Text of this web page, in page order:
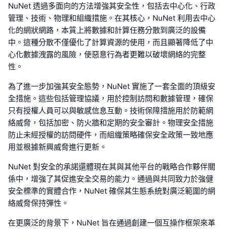
NuNet 透過多面向的方法增強其安全性，包括去中心化、行政
管理、技術、物理和組織措施。在其核心，NuNet 利用去中心
化的網狀網路，本質上將數據和計算任務分散到廣泛的設備
中。這種分散不僅優化了計算資源的使用，而且顯著降低了中
心化數據洩露的風險，使惡意行為者更難以破壞網絡的完整
性。
為了進一步加強其安全態勢，NuNet 實施了一套全面的頂級安
全措施。這些包括管理協議，用於控制訪問和數據管理，確保
只有授權人員可以與敏感信息互動。技術保障措施用於防範網
絡威脅，包括加密、防火牆和定期的安全審計。物理安全措施
防止未經授權的訪問硬件，而組織策略確保安全政策一致地應
用並根據新興威脅進行更新。
NuNet 對安全的承諾還體現在其與其他平台的戰略合作夥伴關
係中，增強了其促進安全交易的能力。通過與共同致力於強健
安全標準的實體合作，NuNet 確保其生態系統對廣泛範圍的網
絡威脅保持彈性。
在更廣泛的背景下，NuNet 旨在通過創建一個互操作框架來革